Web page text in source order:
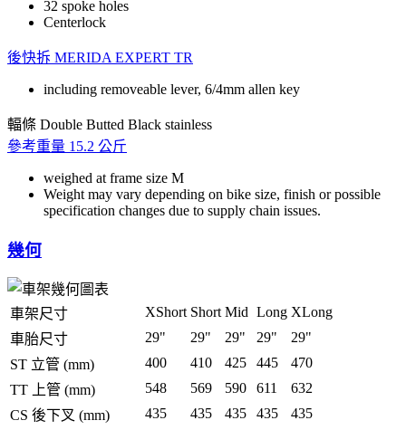
32 spoke holes
Centerlock
後快拆 MERIDA EXPERT TR
including removeable lever, 6/4mm allen key
輻條 Double Butted Black stainless
參考重量 15.2 公斤
weighed at frame size M
Weight may vary depending on bike size, finish or possible
specification changes due to supply chain issues.
幾何
車架尺寸 XShort Short Mid Long XLong
車胎尺寸
29" 29" 29" 29"
29"
ST 立管 (mm)
400 410 425 445
470
TT 上管 (mm)
548 569 590 611
632
CS 後下叉 (mm)
435 435 435 435
435